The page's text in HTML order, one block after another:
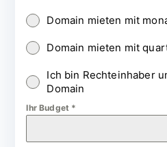
Domain mieten mit
Domain mieten mit
Ich bin Rechteinhaber
Domain
Ihr Budget *